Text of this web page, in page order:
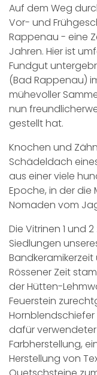
Auf dem Weg
Vor- und
Rappenau - eine
Jahren. Hier ist
Fundgut
(Bad Rappenau)
mühevoller
nun
gestellt hat.
Knochen und
Schädeldach
aus einer viele
Epoche, in der die
Nomaden vom
Die Vitrinen 1 und
Siedlungen
Rössener Zeit
der Hütten-
Feuerstein
dafür
Farbherstellung,
Herstellung von